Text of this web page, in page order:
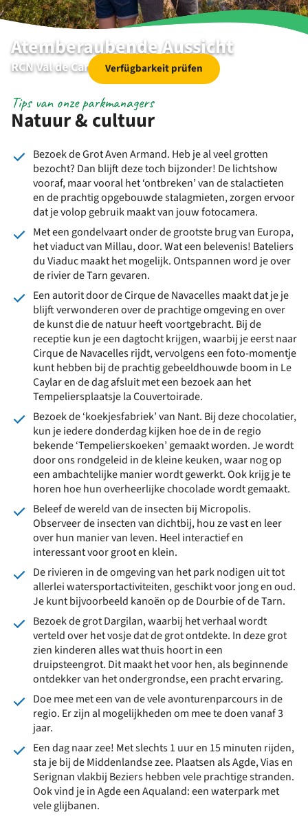
Atemberaubende Aussicht
RCN Val de Cantobre | Nant | Aveyron
Verfügbarkeit prüfen
Natuur & cultuur
Tips van onze parkmanagers
Bezoek de Grot Aven Armand. Heb je al veel grotten
bezocht? Dan blijft deze toch bijzonder! De lichtshow
vooraf, maar vooral het ‘ontbreken’ van de stalactieten
en de prachtig opgebouwde stalagmieten, zorgen ervoor
dat je volop gebruik maakt van jouw fotocamera.
Met een gondelvaart onder de grootste brug van Europa,
het viaduct van Millau, door. Wat een belevenis! Bateliers
du Viaduc maakt het mogelijk. Ontspannen word je over
de rivier de Tarn gevaren.
Een autorit door de Cirque de Navacelles maakt dat je je
blijft verwonderen over de prachtige omgeving en over
de kunst die de natuur heeft voortgebracht. Bij de
receptie kun je een dagtocht krijgen, waarbij je eerst naar
Cirque de Navacelles rijdt, vervolgens een foto-momentje
kunt hebben bij de prachtig gebeeldhouwde boom in Le
Caylar en de dag afsluit met een bezoek aan het
Tempeliersplaatsje la Couvertoirade.
Bezoek de ‘koekjesfabriek’ van Nant. Bij deze chocolatier,
kun je iedere donderdag kijken hoe de in de regio
bekende ‘Tempelierskoeken’ gemaakt worden. Je wordt
door ons rondgeleid in de kleine keuken, waar nog op
een ambachtelijke manier wordt gewerkt. Ook krijg je te
horen hoe hun overheerlijke chocolade wordt gemaakt.
Beleef de wereld van de insecten bij Micropolis.
Observeer de insecten van dichtbij, hou ze vast en leer
over hun manier van leven. Heel interactief en
interessant voor groot en klein.
De rivieren in de omgeving van het park nodigen uit tot
allerlei watersportactiviteiten, geschikt voor jong en oud.
Je kunt bijvoorbeeld kanoën op de Dourbie of de Tarn.
Bezoek de grot Dargilan, waarbij het verhaal wordt
verteld over het vosje dat de grot ontdekte. In deze grot
zien kinderen alles wat thuis hoort in een
druipsteengrot. Dit maakt het voor hen, als beginnende
ontdekker van het ondergrondse, een pracht ervaring.
Doe mee met een van de vele avonturenparcours in de
regio. Er zijn al mogelijkheden om mee te doen vanaf 3
jaar.
Een dag naar zee! Met slechts 1 uur en 15 minuten rijden,
sta je bij de Middenlandse zee. Plaatsen als Agde, Vias en
Serignan vlakbij Beziers hebben vele prachtige stranden.
Ook vind je in Agde een Aqualand: een waterpark met
vele glijbanen.